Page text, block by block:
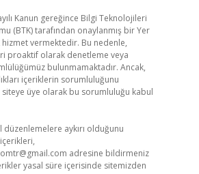
Kanun gereğince Bilgi Teknolojileri
(BTK) tarafından onaylanmış bir Yer
hizmet vermektedir. Bu nedenle,
proaktif olarak denetleme veya
bulunmamaktadır. Ancak,
içeriklerin sorumluluğunu
siteye üye olarak bu sorumluluğu kabul
düzenlemelere aykırı olduğunu
adresine bildirmeniz
yasal süre içerisinde sitemizden